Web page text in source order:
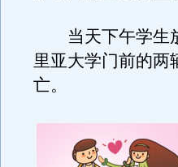
当天下午学生放
里亚大学门前的两
亡。